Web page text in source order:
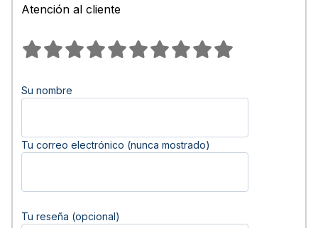
Atención al cliente
Su nombre
Tu correo electrónico (nunca mostrado)
Tu reseña (opcional)